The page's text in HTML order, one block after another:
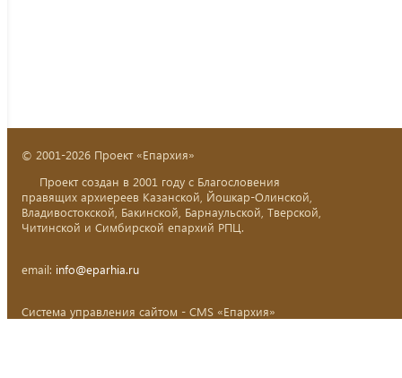
© 2001-2026 Проект «Епархия»
Проект создан в 2001 году с Благословения
правящих архиереев Казанской, Йошкар-Олинской,
Владивостокской, Бакинской, Барнаульской, Тверской,
Читинской и Симбирской епархий РПЦ.
email: info@eparhia.ru
Система управления сайтом - CMS «Епархия»